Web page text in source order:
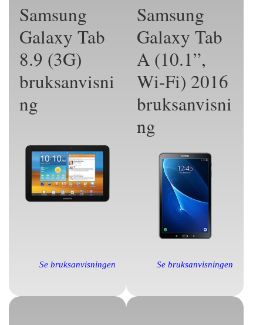
Samsung
Galaxy Tab
8.9 (3G)
bruksanvisni
ng
Se bruksanvisningen
Samsung
Galaxy Tab
A (10.1”,
Wi-Fi) 2016
bruksanvisni
ng
Se bruksanvisningen